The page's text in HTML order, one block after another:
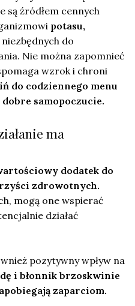
są źródłem cennych
potasu,
niezbędnych do
Nie można zapomnieć
wzrok i chroni
do codziennego menu
samopoczucie.
ma
dodatek do
zdrowotnych.
mogą one wspierać
działać
pozytywny wpływ na
i błonnik brzoskwinie
zaparciom.